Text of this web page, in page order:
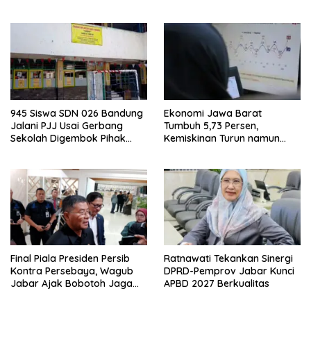
945 Siswa SDN 026 Bandung
Jalani PJJ Usai Gerbang
Sekolah Digembok Pihak
Ekonomi Jawa Barat
Tumbuh 5,73 Persen,
Kemiskinan Turun namun
Final Piala Presiden Persib
Kontra Persebaya, Wagub
Jabar Ajak Bobotoh Jaga
Ratnawati Tekankan Sinergi
DPRD-Pemprov Jabar Kunci
APBD 2027 Berkualitas